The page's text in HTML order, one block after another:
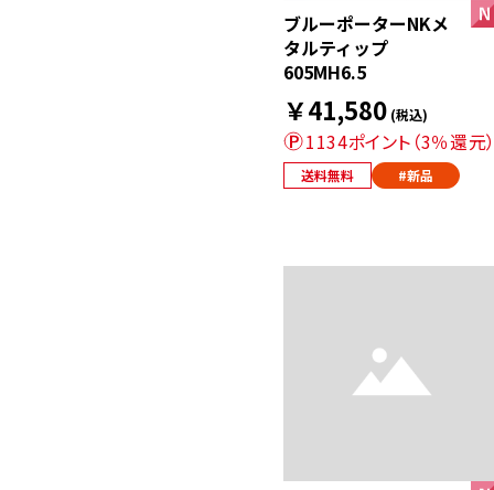
ブルーポーターNKメ
タルティップ
605MH6.5
￥41,580 (税込)
1134ポイント（3％還元
送料無料 #新品